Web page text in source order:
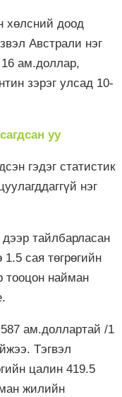
хөлсний доод
Австрали нэг
ам.доллар,
зэрэг улсад 10-
уу
гэдэг статистик
нэг
тайлбарласан
сая төгрөгийн
тооцон найман
ам.доллартай /1
Тэгвэл
цалин 419.5
жилийн